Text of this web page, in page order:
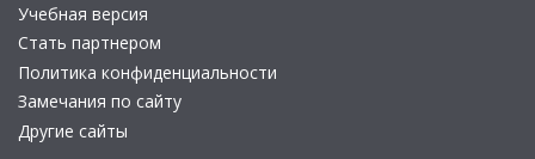
Учебная версия
Стать партнером
Политика конфиденциальности
Замечания по сайту
Другие сайты